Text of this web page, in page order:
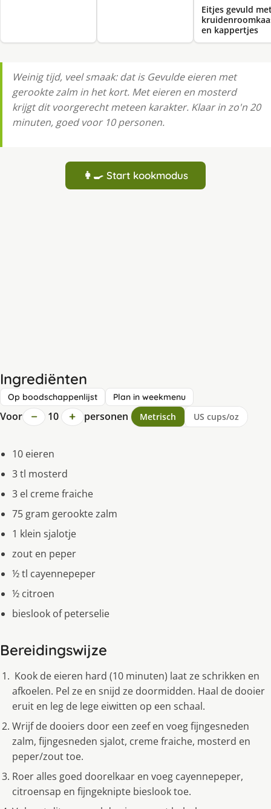
Eitjes gevuld
en kappertjes
Weinig tijd, veel smaak: dat is Gevulde eieren met
gerookte zalm in het kort. Met eieren en mosterd
krijgt dit voorgerecht meteen karakter. Klaar in zo'n 20
minuten, goed voor 10 personen.
👩‍🍳 Start kookmodus
Ingrediënten
Op boodschappenlijst Plan in weekmenu
Voor − 10 + personen Metrisch US cups/oz
10 eieren
3 tl mosterd
3 el creme fraiche
75 gram gerookte zalm
1 klein sjalotje
zout en peper
½ tl cayennepeper
½ citroen
bieslook of peterselie
Bereidingswijze
Kook de eieren hard (10 minuten) laat ze schrikken en
afkoelen. Pel ze en snĳd ze doormidden. Haal de dooier
eruit en leg de lege eiwitten op een schaal.
Wrĳf de dooiers door een zeef en voeg fijngesneden
zalm, fijngesneden sjalot, creme fraiche, mosterd en
peper/zout toe.
Roer alles goed doorelkaar en voeg cayennepeper,
citroensap en fijngeknipte bieslook toe.